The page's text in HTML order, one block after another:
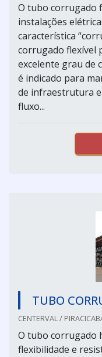
O tubo corrugado
instalações
característica
corrugado flexível
excelente grau de
é indicado para
de infraestrutura
fluxo...
TUBO
CENTERVAL /
O tubo corrugado
flexibilidade e